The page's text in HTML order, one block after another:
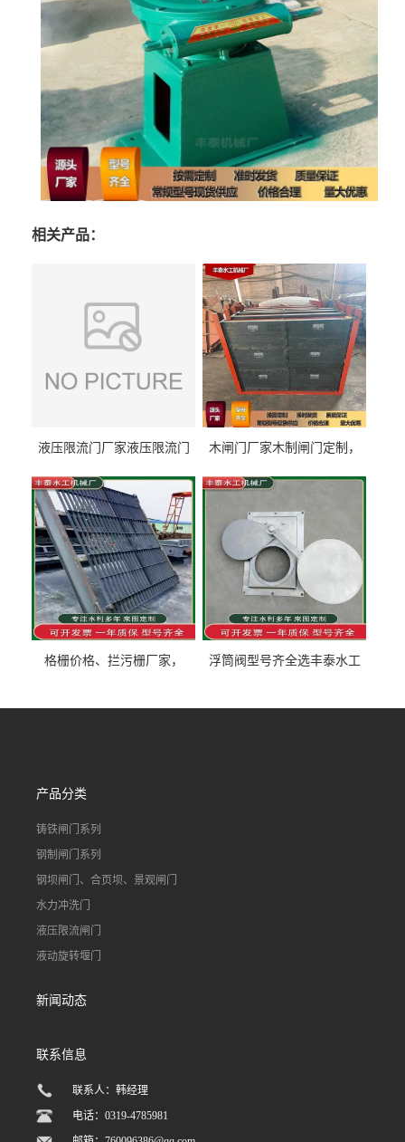
相关产品：
液压限流门厂家液压限流门
泰制造
木闸门厂家木制闸门定制，
型号齐全
格栅价格、拦污栅厂家，
浮筒阀型号齐全选丰泰水工
道水库电站污水处理钢制闸
产品分类
铸铁闸门系列
钢制闸门系列
钢坝闸门、合页坝、景观闸门
水力冲洗门
液压限流闸门
液动旋转堰门
新闻动态
联系信息
联系人：韩经理
电话：0319-4785981